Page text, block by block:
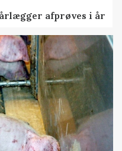
afprøves i år